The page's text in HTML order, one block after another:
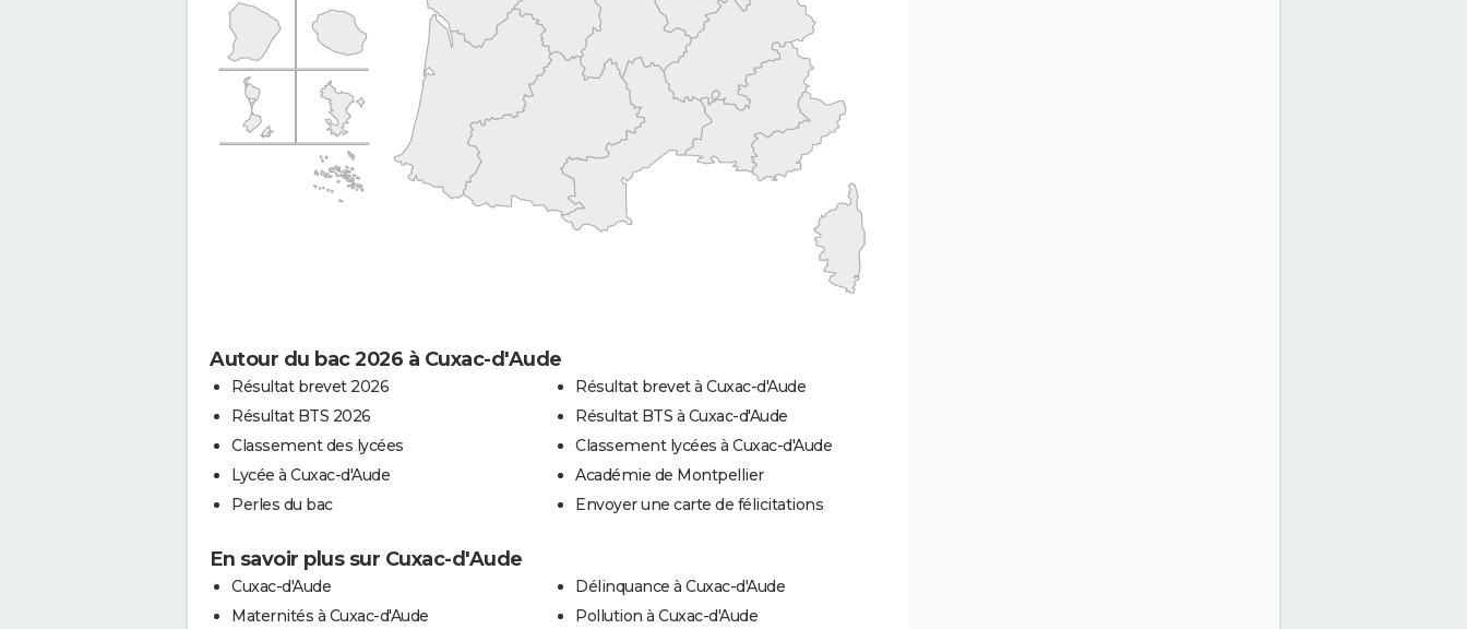
Autour du bac 2026 à Cuxac-d'Aude
Résultat brevet 2026
Résultat BTS 2026
Classement des lycées
Lycée à Cuxac-d'Aude
Perles du bac
Résultat brevet à Cuxac-d'Aude
Résultat BTS à Cuxac-d'Aude
Classement lycées à Cuxac-d'Aude
Académie de Montpellier
Envoyer une carte de félicitations
En savoir plus sur Cuxac-d'Aude
Cuxac-d'Aude
Maternités à Cuxac-d'Aude
Délinquance à Cuxac-d'Aude
Pollution à Cuxac-d'Aude